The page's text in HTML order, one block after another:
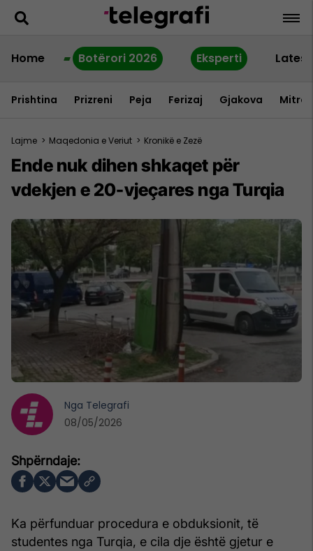
Home Botërori 2026 Eksperti Latest
Prishtina Prizreni Peja Ferizaj Gjakova
Lajme > Maqedonia e Veriut > Kronikë e Zezë
Ende nuk dihen shkaqet për
vdekjen e 20-vjeçares nga Turqia
Ka përfunduar procedura e obduksionit, të
studentes nga Turqia, e cila dje është gjetur e
Nga Telegrafi
08/05/2026